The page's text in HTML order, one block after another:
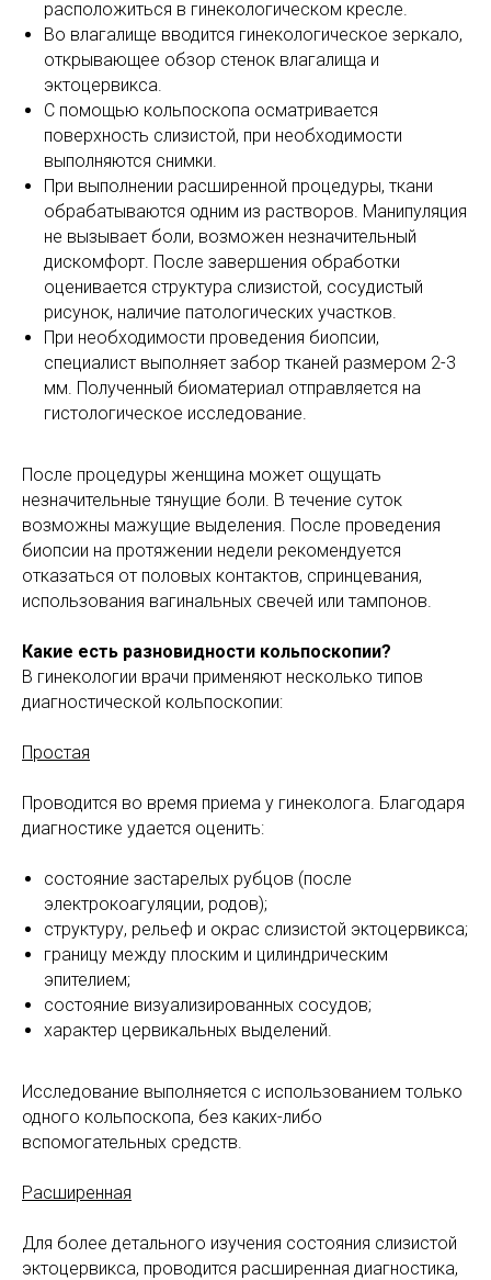
расположиться в гинекологическом кресле.
Во влагалище вводится гинекологическое зеркало,
открывающее обзор стенок влагалища и
эктоцервикса.
С помощью кольпоскопа осматривается
поверхность слизистой, при необходимости
выполняются снимки.
При выполнении расширенной процедуры, ткани
обрабатываются одним из растворов. Манипуляция
не вызывает боли, возможен незначительный
дискомфорт. После завершения обработки
оценивается структура слизистой, сосудистый
рисунок, наличие патологических участков.
При необходимости проведения биопсии,
специалист выполняет забор тканей размером 2-3
мм. Полученный биоматериал отправляется на
гистологическое исследование.
После процедуры женщина может ощущать
незначительные тянущие боли. В течение суток
возможны мажущие выделения. После проведения
биопсии на протяжении недели рекомендуется
отказаться от половых контактов, спринцевания,
использования вагинальных свечей или тампонов.
Какие есть разновидности кольпоскопии?
В гинекологии врачи применяют несколько типов
диагностической кольпоскопии:
Простая
Проводится во время приема у гинеколога. Благодаря
диагностике удается оценить:
состояние застарелых рубцов (после
электрокоагуляции, родов);
структуру, рельеф и окрас слизистой эктоцервикса;
границу между плоским и цилиндрическим
эпителием;
состояние визуализированных сосудов;
характер цервикальных выделений.
Исследование выполняется с использованием только
одного кольпоскопа, без каких-либо
вспомогательных средств.
Расширенная
Для более детального изучения состояния слизистой
эктоцервикса, проводится расширенная диагностика,